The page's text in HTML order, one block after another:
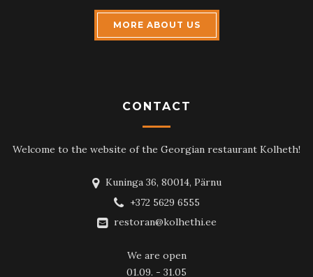
MORE ABOUT US
CONTACT
Welcome to the website of the Georgian restaurant Kolheth!
Kuninga 36, 80014, Pärnu
+372 5629 6555
restoran@kolhethi.ee
We are open
01.09. - 31.05